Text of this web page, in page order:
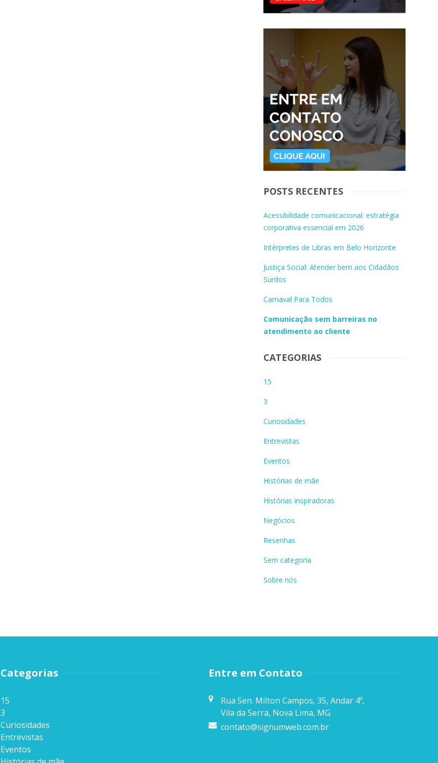
POSTS RECENTES
Acessibilidade comunicacional: estratégia
corporativa essencial em 2026
Intérpretes de Libras em Belo Horizonte
Justiça Social: Atender bem aos Cidadãos
Surdos
Carnaval Para Todos
Comunicação sem barreiras no
atendimento ao cliente
CATEGORIAS
15
3
Curiosidades
Entrevistas
Eventos
Histórias de mãe
Histórias inspiradoras
Negócios
Resenhas
Sem categoria
Sobre nós
Categorias
15
3
Curiosidades
Entrevistas
Eventos
Entre em Contato
Rua Sen. Milton Campos, 35, Andar 4º,
Vila da Serra, Nova Lima, MG
contato@signumweb.com.br